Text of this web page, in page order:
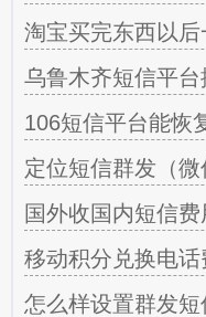
淘宝买完东西以
乌鲁木齐短信平
106短信平台能恢
定位短信群发（
国外收国内短信费
移动积分兑换电
怎么样设置群发